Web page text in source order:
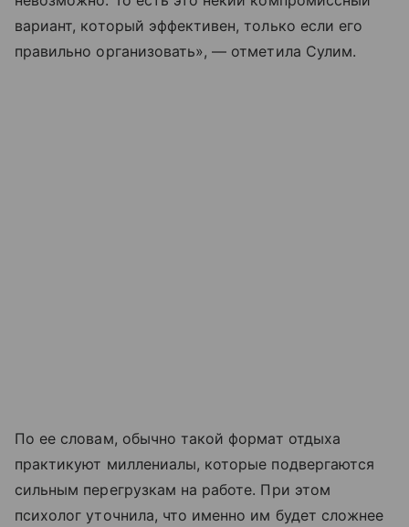
вариант, который эффективен, только если его
правильно организовать», — отметила Сулим.
По ее словам, обычно такой формат отдыха
практикуют миллениалы, которые подвергаются
сильным перегрузкам на работе. При этом
психолог уточнила, что именно им будет сложнее